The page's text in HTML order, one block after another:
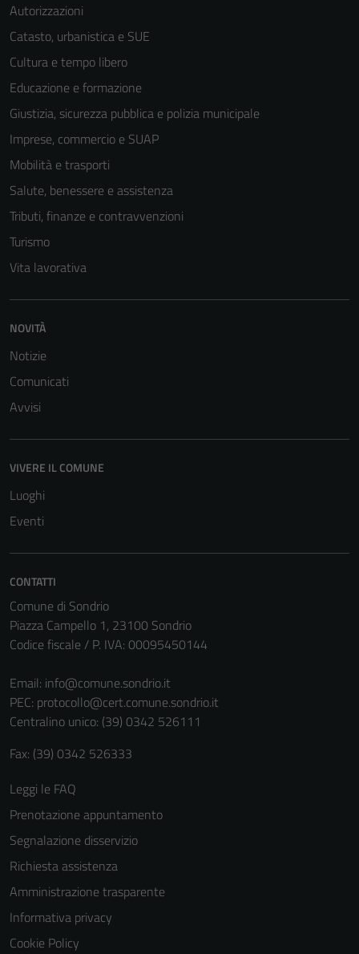
Autorizzazioni
Catasto, urbanistica e SUE
Cultura e tempo libero
Educazione e formazione
Giustizia, sicurezza pubblica e polizia municipale
Imprese, commercio e SUAP
Mobilità e trasporti
Salute, benessere e assistenza
Tributi, finanze e contravvenzioni
Turismo
Vita lavorativa
NOVITÀ
Notizie
Comunicati
Avvisi
VIVERE IL COMUNE
Luoghi
Eventi
CONTATTI
Comune di Sondrio
Piazza Campello 1, 23100 Sondrio
Codice fiscale / P. IVA: 00095450144
Email: info@comune.sondrio.it
PEC: protocollo@cert.comune.sondrio.it
Centralino unico: (39) 0342 526111
Fax: (39) 0342 526333
Leggi le FAQ
Prenotazione appuntamento
Segnalazione disservizio
Richiesta assistenza
Amministrazione trasparente
Informativa privacy
Cookie Policy